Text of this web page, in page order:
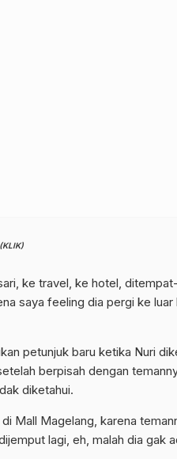
ke travel, ke hotel,
saya feeling dia pergi ke
petunjuk baru ketika Nuri
berpisah dengan
diketahui.
Mall Magelang, karena
lagi, eh, malah dia gak